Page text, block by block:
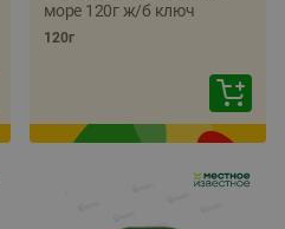
море 120г ж/б ключ
120г